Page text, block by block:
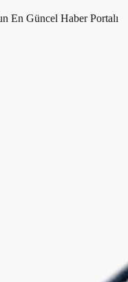
En Güncel Haber Portalı